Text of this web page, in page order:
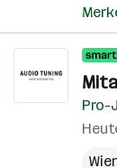
Pro-